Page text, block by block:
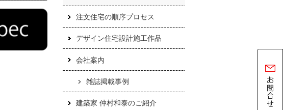
注文住宅の順序プロセス
デザイン住宅設計施工作品
会社案内
雑誌掲載事例
建築家 仲村和泰のご紹介